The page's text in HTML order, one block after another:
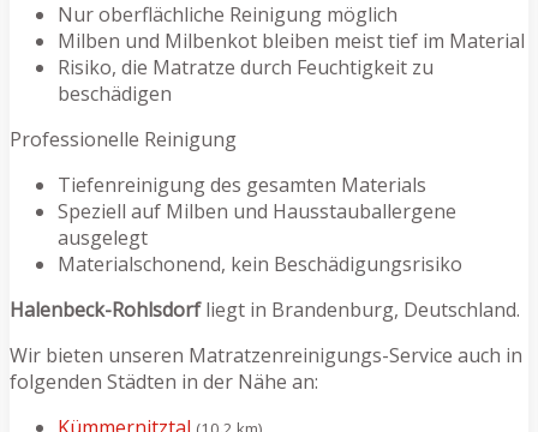
Nur oberflächliche Reinigung möglich
Milben und Milbenkot bleiben meist tief im Material
Risiko, die Matratze durch Feuchtigkeit zu
beschädigen
Professionelle Reinigung
Tiefenreinigung des gesamten Materials
Speziell auf Milben und Hausstauballergene
ausgelegt
Materialschonend, kein Beschädigungsrisiko
Halenbeck-Rohlsdorfliegt in Brandenburg, Deutschland.
Wir bieten unseren Matratzenreinigungs-Service auch in
folgenden Städten in der Nähe an: